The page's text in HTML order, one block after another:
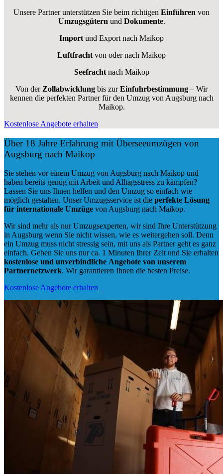
Unsere Partner unterstützen Sie beim richtigen Einführen von
Umzugsgütern und Dokumente.
Import und Export nach Maikop
Luftfracht von oder nach Maikop
Seefrachtnach Maikop
Von der Zollabwicklung bis zurEinfuhrbestimmung – Wir
kennen die perfekten Partner für den Umzug von Augsburg nach
Maikop.
Kostenlose Angebote erhalten
Über 18 Jahre Erfahrung mit Überseeumzügen von
Augsburg nach Maikop
Sie stehen vor einem Umzug von Augsburg nach Maikop und
haben bereits genug mit Arbeit und Alltagsstress zu kämpfen?
Lassen Sie uns Ihnen helfen und den Umzug so einfach wie
möglich gestalten. Unser Umzugsservice ist die perfekte Lösung
für internationale Umzüge von Augsburg nach Maikop.
Wir sind mehr als nur Umzugsexperten, wir sind Ihre Unterstützung
in Augsburg wenn Sie nicht wissen, wie es weitergehen soll. Denn
ein Umzug muss nicht stressig sein, mit uns als Partner geht es ganz
einfach. Geben Sie uns nur ca. 1 Minuten Ihrer Zeit und Sie erhalten
kostenlose und unverbindliche Angebote von unserem
Partnernetzwerk. Wir garantieren Ihnen die besten Preise.
Kostenlose Angebote erhalten